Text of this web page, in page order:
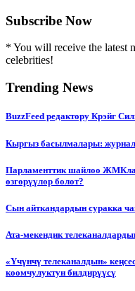
Subscribe Now
* You will receive the latest
celebrities!
Trending News
BuzzFeed редактору Крэйг
Кыргыз басылмалары:
Парламенттик шайлоо
өзгөрүүлөр болот?
Сын айткандардын суракка
Ата-мекендик
«Үчүнчү телеканалдын»
коомчулуктун билдирүүсү